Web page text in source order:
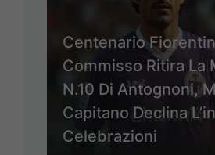
Centenario
Commisso Ritira La
N.10 Di Antognoni,
Capitano Declina
Celebrazioni